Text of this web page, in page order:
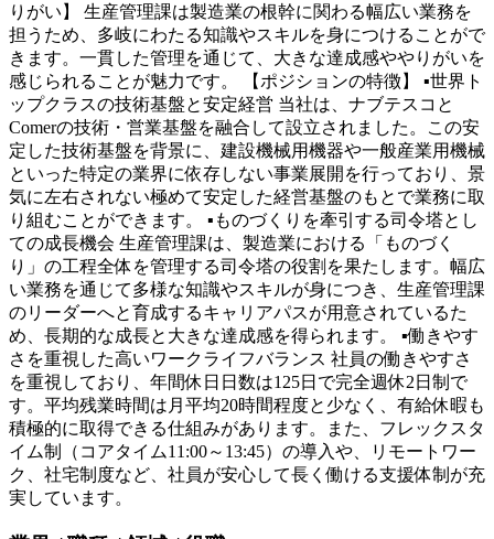
りがい】 生産管理課は製造業の根幹に関わる幅広い業務を
担うため、多岐にわたる知識やスキルを身につけることがで
きます。一貫した管理を通じて、大きな達成感ややりがいを
感じられることが魅力です。 【ポジションの特徴】 ▪世界ト
ップクラスの技術基盤と安定経営 当社は、ナブテスコと
Comerの技術・営業基盤を融合して設立されました。この安
定した技術基盤を背景に、建設機械用機器や一般産業用機械
といった特定の業界に依存しない事業展開を行っており、景
気に左右されない極めて安定した経営基盤のもとで業務に取
り組むことができます。 ▪ものづくりを牽引する司令塔とし
ての成長機会 生産管理課は、製造業における「ものづく
り」の工程全体を管理する司令塔の役割を果たします。幅広
い業務を通じて多様な知識やスキルが身につき、生産管理課
のリーダーへと育成するキャリアパスが用意されているた
め、長期的な成長と大きな達成感を得られます。 ▪働きやす
さを重視した高いワークライフバランス 社員の働きやすさ
を重視しており、年間休日日数は125日で完全週休2日制で
す。平均残業時間は月平均20時間程度と少なく、有給休暇も
積極的に取得できる仕組みがあります。また、フレックスタ
イム制（コアタイム11:00～13:45）の導入や、リモートワー
ク、社宅制度など、社員が安心して長く働ける支援体制が充
実しています。